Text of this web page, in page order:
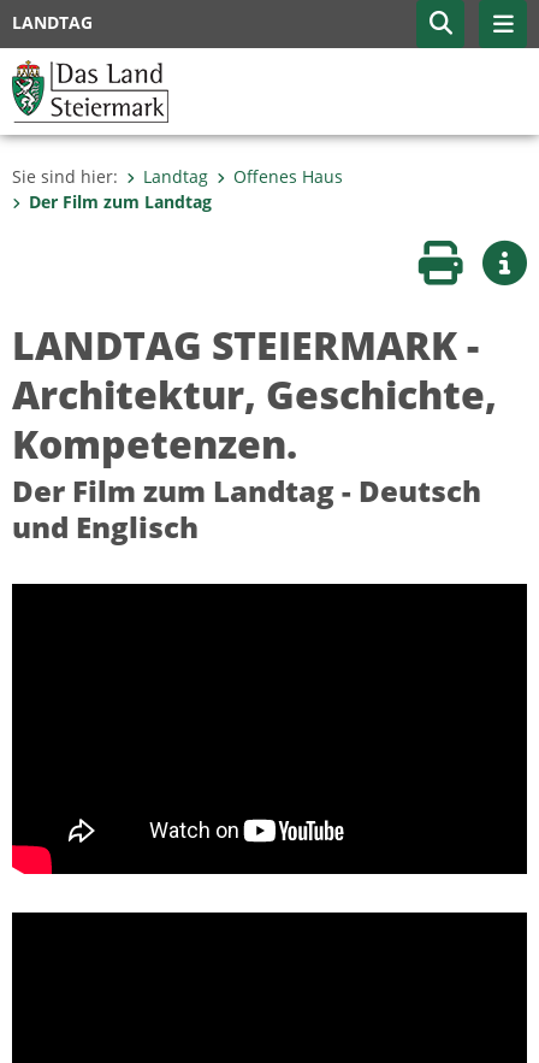
LANDTAG
Sie sind hier: Landtag
Offenes Haus
Der Film zum Landtag
Seite
LANDTAG STEIERMARK -
Architektur, Geschichte,
Kompetenzen.
Der Film zum Landtag - Deutsch
und Englisch